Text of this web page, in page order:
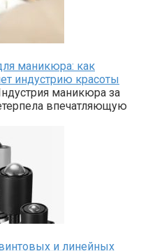
маникюра: как
индустрию красоты
маникюра за
впечатляющую
и линейных